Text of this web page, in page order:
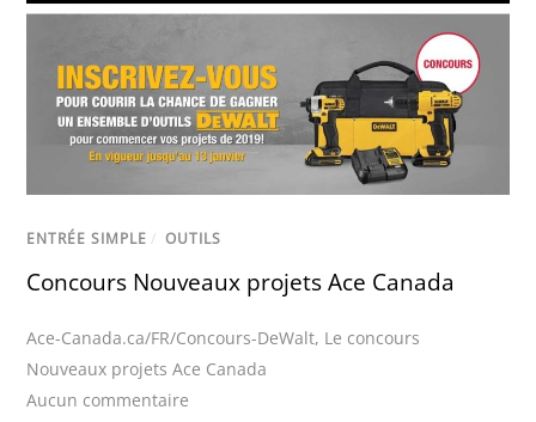
ENTRÉE SIMPLE / OUTILS
Concours Nouveaux projets Ace Canada
Ace-Canada.ca/FR/Concours-DeWalt, Le concours
Nouveaux projets Ace Canada
Aucun commentaire